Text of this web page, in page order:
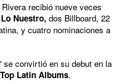
recibió nueve veces
Nuestro, dos Billboard, 22
y cuatro nominaciones a
se convirtió en su debut en la
Latin Albums.